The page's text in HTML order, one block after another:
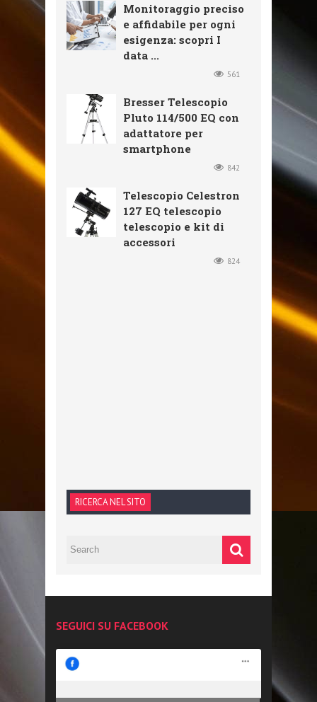
Monitoraggio preciso
e affidabile per ogni
esigenza: scopri I
data ...
561
Bresser Telescopio
Pluto 114/500 EQ con
adattatore per
smartphone
842
Telescopio Celestron
127 EQ telescopio
telescopio e kit di
accessori
824
RICERCA NEL SITO
SEGUICI SU FACEBOOK